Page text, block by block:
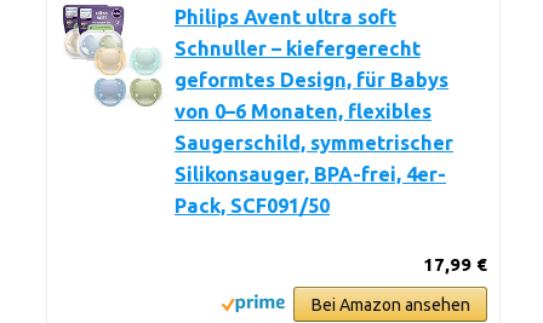
Philips Avent ultra soft
Schnuller – kiefergerecht
geformtes Design, für Babys
von 0–6 Monaten, flexibles
Saugerschild, symmetrischer
Silikonsauger, BPA-frei, 4er-
Pack, SCF091/50
17,99 €
Bei Amazon ansehen